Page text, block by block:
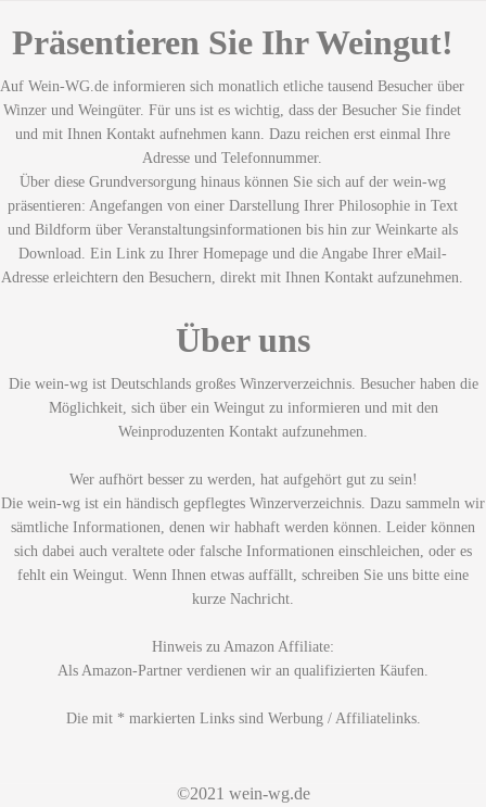
Präsentieren Sie Ihr Weingut!
Auf Wein-WG.de informieren sich monatlich etliche tausend Besucher über
Winzer und Weingüter. Für uns ist es wichtig, dass der Besucher Sie findet
und mit Ihnen Kontakt aufnehmen kann. Dazu reichen erst einmal Ihre
Adresse und Telefonnummer.
Über diese Grundversorgung hinaus können Sie sich auf der wein-wg
präsentieren: Angefangen von einer Darstellung Ihrer Philosophie in Text
und Bildform über Veranstaltungsinformationen bis hin zur Weinkarte als
Download. Ein Link zu Ihrer Homepage und die Angabe Ihrer eMail-
Adresse erleichtern den Besuchern, direkt mit Ihnen Kontakt aufzunehmen.
Über uns
Die wein-wg ist Deutschlands großes Winzerverzeichnis. Besucher haben die
Möglichkeit, sich über ein Weingut zu informieren und mit den
Weinproduzenten Kontakt aufzunehmen.
Wer aufhört besser zu werden, hat aufgehört gut zu sein!
Die wein-wg ist ein händisch gepflegtes Winzerverzeichnis. Dazu sammeln wir
sämtliche Informationen, denen wir habhaft werden können. Leider können
sich dabei auch veraltete oder falsche Informationen einschleichen, oder es
fehlt ein Weingut. Wenn Ihnen etwas auffällt, schreiben Sie uns bitte eine
kurze Nachricht.
Hinweis zu Amazon Affiliate:
Als Amazon-Partner verdienen wir an qualifizierten Käufen.
Die mit * markierten Links sind Werbung / Affiliatelinks.
©2021 wein-wg.de